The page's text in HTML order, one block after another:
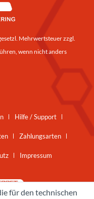
Mehrwertsteuer zzgl.
wenn nicht anders
Hilfe / Support
Zahlungsarten
Impressum
für den technischen